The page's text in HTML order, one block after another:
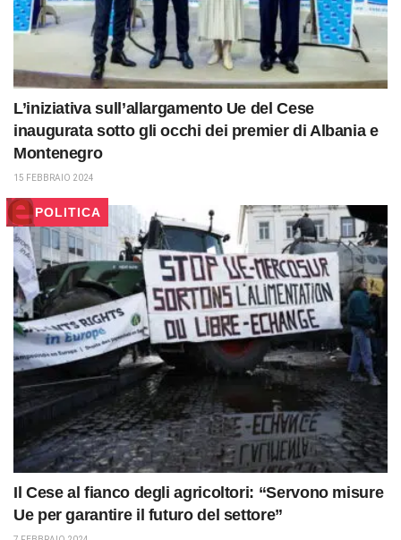
L’iniziativa sull’allargamento Ue del Cese
inaugurata sotto gli occhi dei premier di Albania e
Montenegro
15 FEBBRAIO 2024
POLITICA
Il Cese al fianco degli agricoltori: “Servono misure
Ue per garantire il futuro del settore”